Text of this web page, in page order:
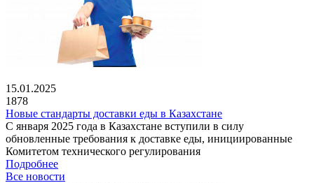
15.01.2025
1878
Новые стандарты доставки еды в Казахстане
С января 2025 года в Казахстане вступили в силу
обновленные требования к доставке еды, инициированные
Комитетом технического регулирования
Подробнее
Все новости